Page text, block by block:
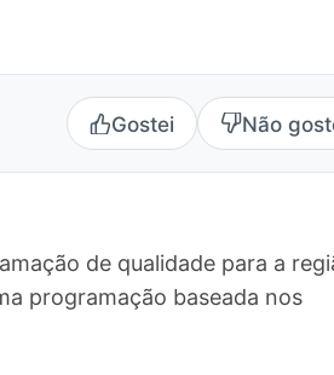
Gostei Não
de qualidade para a
programação baseada nos